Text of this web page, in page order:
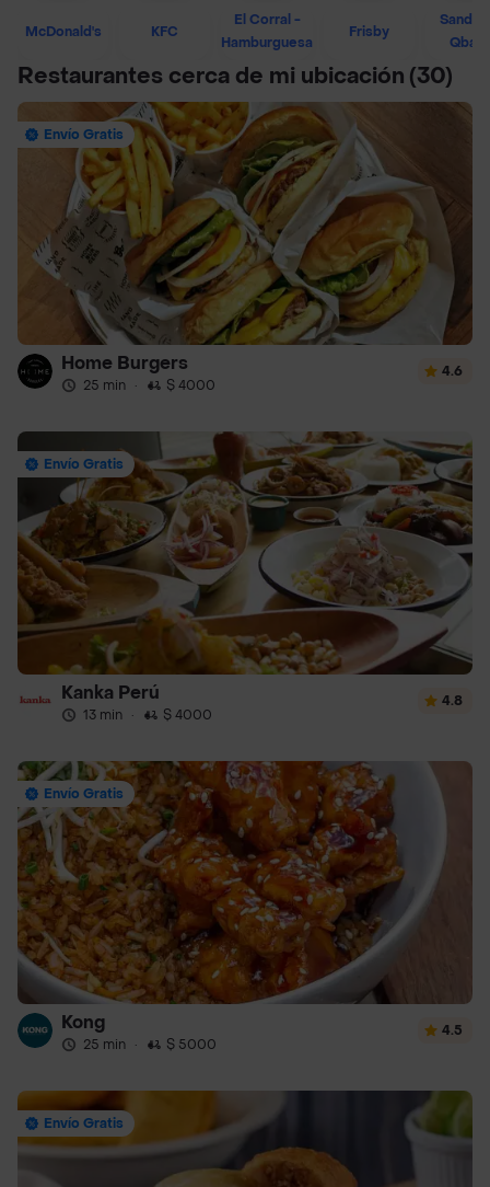
McDonald's KFC
El Corral -
Hamburguesa
Frisby
Restaurantes cerca de mi ubicación (30)
Envío Gratis
Home Burgers
25 min · $ 4000
4.6
Envío Gratis
Kanka Perú
13 min · $ 4000
4.8
Envío Gratis
Kong
25 min · $ 5000
4.5
Envío Gratis